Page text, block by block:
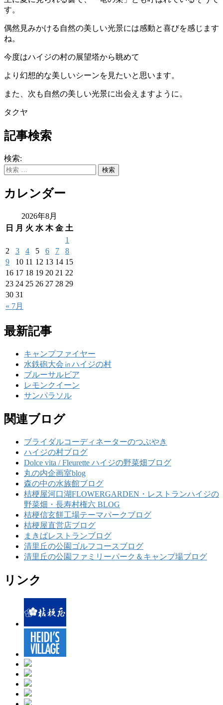
す。
偶然見みかける自然の美しい光景には感動と喜びを感じます
ね。
今度はハイジの村の展望塔から眺めて
より幻想的な美しいシーンを見たいと思います。
また、次も自然の美しい光景に出会えますように。
タクヤ
記事検索
検索:
カレンダー
2026年8月
日
月 火 水 木 金 土
« 7月
1
2
3 4 5 6 7
8
9
10 11 12 13 14 15
16 17 18 19 20 21 22
23 24 25 26 27 28 29
30 31
最新記事
キャンプファイヤー
水鉄砲大会㏌ハイジの村
ブルーサルビア
レモンクイーン
サンパラソル
関連ブログ
ブライダルコーディネーターのつぶやき
ハイジの村ブログ
Dolce vita / Fleurette ハイジの野菜畑ブログ
丸の内企画室blog
森の中の水族館ブログ
桔梗屋河口湖FLOWERGARDEN・レストランハイジの
野菜畑・長寿村権六 BLOG
桔梗信玄餅工場テーマパークブログ
桔梗屋直営店ブログ
まきばレストランブログ
清里丘の公園ゴルフコースブログ
清里丘の公園ファミリーパーク＆キャンプ場ブログ
リンク